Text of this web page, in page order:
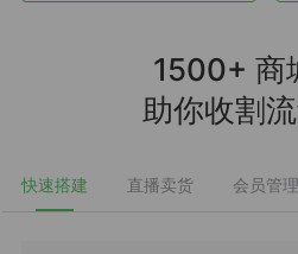
1500+ 商
助你收割
快速搭建 直播卖货 会员管理